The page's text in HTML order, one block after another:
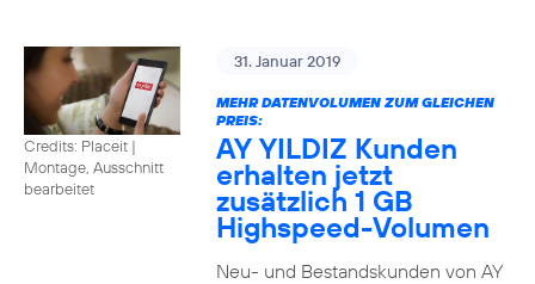
Credits: Placeit |
Montage, Ausschnitt
bearbeitet
31. Januar 2019
MEHR DATENVOLUMEN ZUM GLEICHEN
PREIS:
AY YILDIZ Kunden
erhalten jetzt
zusätzlich 1 GB
Highspeed-Volumen
Neu- und Bestandskunden von AY